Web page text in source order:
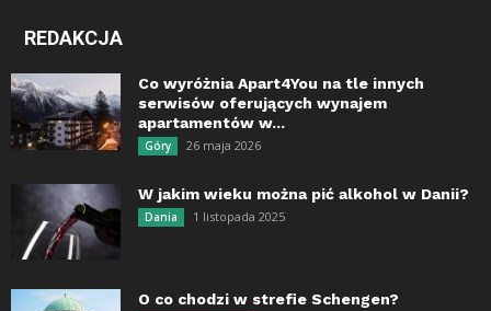
REDAKCJA
Co wyróżnia Apart4You na tle innych
serwisów oferujących wynajem
apartamentów w...
Góry 26 maja 2026
W jakim wieku można pić alkohol w Danii?
Dania 1 listopada 2025
O co chodzi w strefie Schengen?